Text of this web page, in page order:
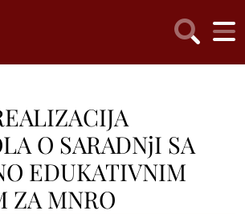
O SARADNjI SA
EDUKATIVNIM
ZA MNRO